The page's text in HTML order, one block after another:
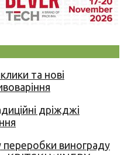
та нові
дріжджі
переробки винограду